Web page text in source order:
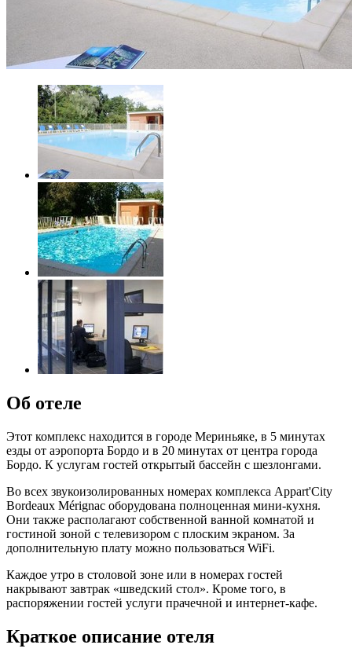
Об отеле
Этот комплекс находится в городе Мериньяке, в 5 минутах
езды от аэропорта Бордо и в 20 минутах от центра города
Бордо. К услугам гостей открытый бассейн с шезлонгами.
Во всех звукоизолированных номерах комплекса Appart'City
Bordeaux Mérignac оборудована полноценная мини-кухня.
Они также располагают собственной ванной комнатой и
гостиной зоной с телевизором с плоским экраном. За
дополнительную плату можно пользоваться WiFi.
Каждое утро в столовой зоне или в номерах гостей
накрывают завтрак «шведский стол». Кроме того, в
распоряжении гостей услуги прачечной и интернет-кафе.
Краткое описание отеля